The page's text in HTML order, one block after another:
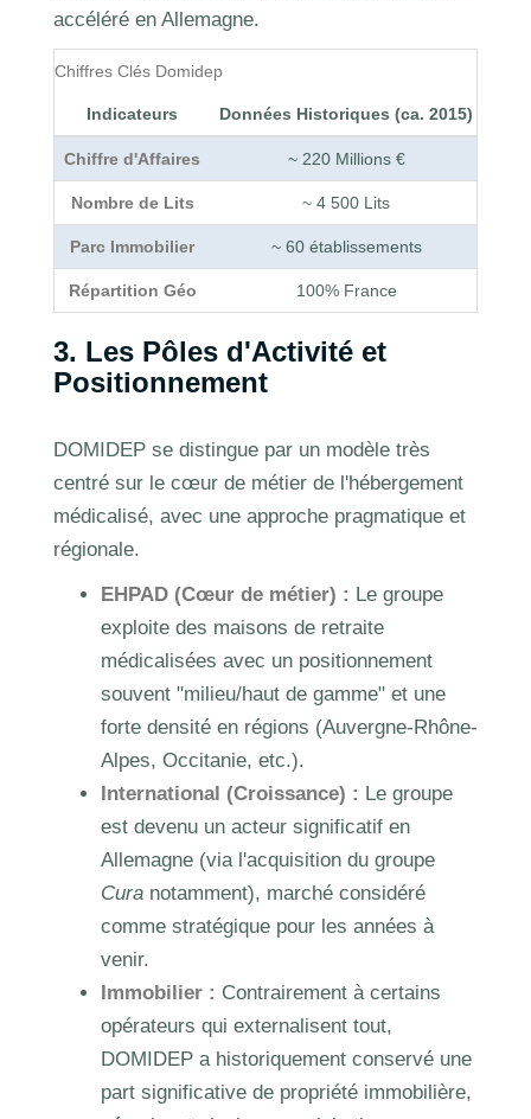
accéléré en Allemagne.
Chiffres Clés Domidep
Indicateurs Données Historiques (ca. 2015)
Chiffre d'Affaires ~ 220 Millions €
Nombre de Lits ~ 4 500 Lits
Parc Immobilier ~ 60 établissements
Répartition Géo 100% France
3. Les Pôles d'Activité et
Positionnement
DOMIDEP se distingue par un modèle très
centré sur le cœur de métier de l'hébergement
médicalisé, avec une approche pragmatique et
régionale.
EHPAD (Cœur de métier) : Le groupe
exploite des maisons de retraite
médicalisées avec un positionnement
souvent "milieu/haut de gamme" et une
forte densité en régions (Auvergne-Rhône-
Alpes, Occitanie, etc.).
International (Croissance) : Le groupe
est devenu un acteur significatif en
Allemagne (via l'acquisition du groupe
Cura notamment), marché considéré
comme stratégique pour les années à
venir.
Immobilier : Contrairement à certains
opérateurs qui externalisent tout,
DOMIDEP a historiquement conservé une
part significative de propriété immobilière,